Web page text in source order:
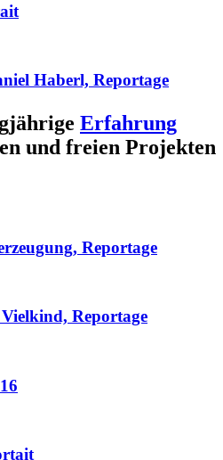
Haberl, Reportage
Erfahrung
und freien Projekten
Reportage
Reportage